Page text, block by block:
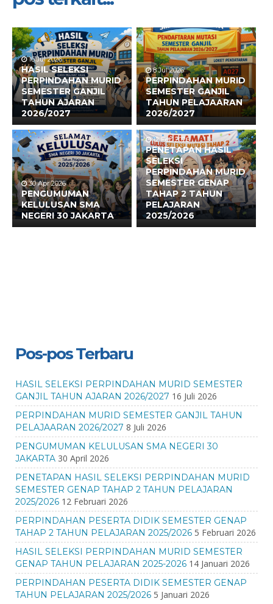
16 Jul 2026
HASIL SELEKSI
PERPINDAHAN MURID
SEMESTER GANJIL
TAHUN AJARAN
2026/2027
8 Jul 2026
PERPINDAHAN MURID
SEMESTER GANJIL
TAHUN PELAJAARAN
2026/2027
30 Apr 2026
PENGUMUMAN
KELULUSAN SMA
NEGERI 30 JAKARTA
12 Feb 2026
PENETAPAN HASIL
SELEKSI
PERPINDAHAN MURID
SEMESTER GENAP
TAHAP 2 TAHUN
PELAJARAN
2025/2026
Pos-pos Terbaru
HASIL SELEKSI PERPINDAHAN MURID SEMESTER
GANJIL TAHUN AJARAN 2026/2027 16 Juli 2026
PERPINDAHAN MURID SEMESTER GANJIL TAHUN
PELAJAARAN 2026/2027 8 Juli 2026
PENGUMUMAN KELULUSAN SMA NEGERI 30
JAKARTA 30 April 2026
PENETAPAN HASIL SELEKSI PERPINDAHAN MURID
SEMESTER GENAP TAHAP 2 TAHUN PELAJARAN
2025/2026 12 Februari 2026
PERPINDAHAN PESERTA DIDIK SEMESTER GENAP
TAHAP 2 TAHUN PELAJARAN 2025/2026 5 Februari 2026
HASIL SELEKSI PERPINDAHAN MURID SEMESTER
GENAP TAHUN PELAJARAN 2025-2026 14 Januari 2026
PERPINDAHAN PESERTA DIDIK SEMESTER GENAP
TAHUN PELAJARAN 2025/2026 5 Januari 2026